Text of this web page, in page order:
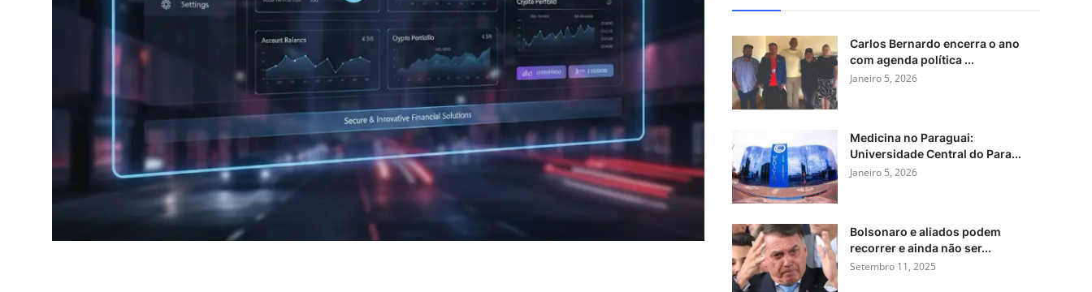
Carlos Bernardo encerra o ano
com agenda política ...
Janeiro 5, 2026
Medicina no Paraguai:
Universidade Central do Para...
Janeiro 5, 2026
Bolsonaro e aliados podem
recorrer e ainda não ser...
Setembro 11, 2025